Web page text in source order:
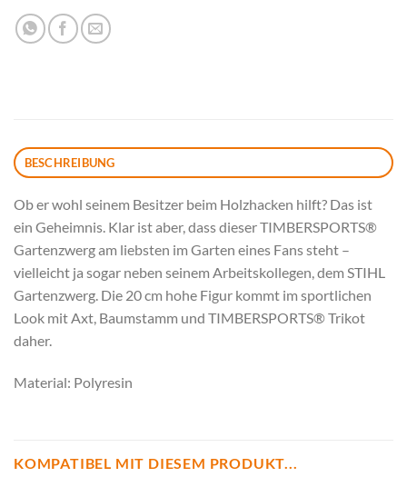
BESCHREIBUNG
Ob er wohl seinem Besitzer beim Holzhacken hilft? Das ist
ein Geheimnis. Klar ist aber, dass dieser TIMBERSPORTS®
Gartenzwerg am liebsten im Garten eines Fans steht –
vielleicht ja sogar neben seinem Arbeitskollegen, dem STIHL
Gartenzwerg. Die 20 cm hohe Figur kommt im sportlichen
Look mit Axt, Baumstamm und TIMBERSPORTS® Trikot
daher.
Material: Polyresin
KOMPATIBEL MIT DIESEM PRODUKT...